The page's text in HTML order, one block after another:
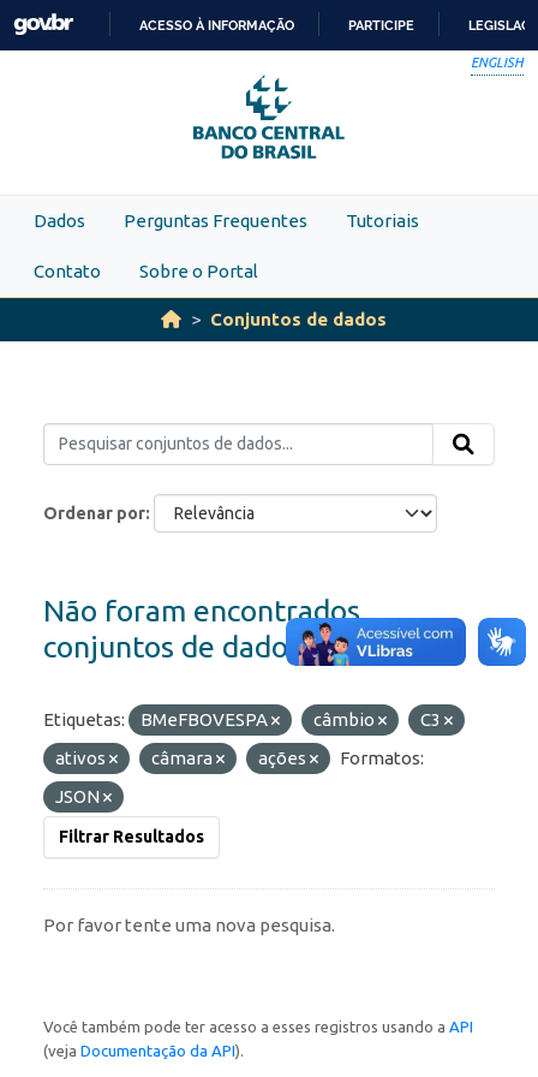
Skip to main content
PARA
O
CONTEÚDO
ACESSO À INFORMAÇÃO PARTICIPE
ENGLISH
Dados Perguntas Frequentes Tutoriais
Contato Sobre o Portal
Conjuntos de dados
Ordenar por
Não foram encontrados
conjuntos de dados
Etiquetas: BMeFBOVESPA câmbio
C3
ativos
câmara ações
Formatos:
JSON
Filtrar Resultados
Por favor tente uma nova pesquisa.
Você também pode ter acesso a esses registros usando a API
(veja Documentação da API).